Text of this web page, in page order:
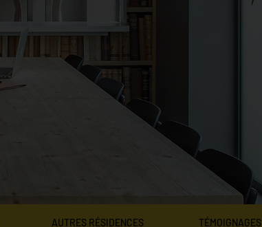
AUTRES RÉSIDENCES TÉMOIGNAGES